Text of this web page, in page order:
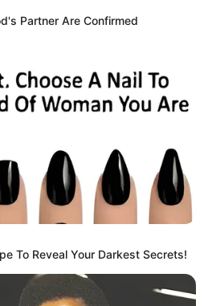
Partner Are Confirmed
To Reveal Your Darkest Secrets!